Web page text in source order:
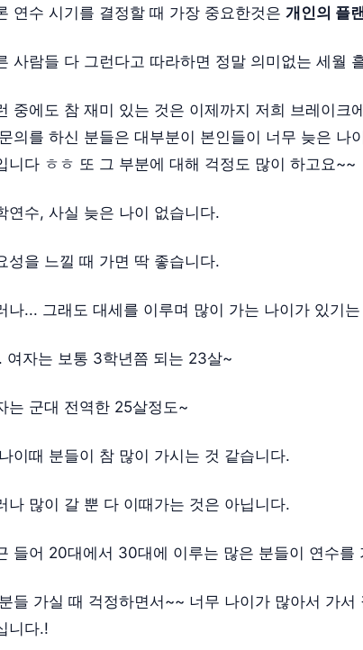
연수 시기를 결정할 때 가장 중요한것은 개인의 플
사람들 다 그런다고 따라하면 정말 의미없는 세월
중에도 참 재미 있는 것은 이제까지 저희 브레이크
의를 하신 분들은 대부분이 본인들이 너무 늦은 나
니다 ㅎㅎ 또 그 부분에 대해 걱정도 많이 하고요~~
연수, 사실 늦은 나이 없습니다.
성을 느낄 때 가면 딱 좋습니다.
나... 그래도 대세를 이루며 많이 가는 나이가 있기
여자는 보통 3학년쯤 되는 23살~
는 군대 전역한 25살정도~
이때 분들이 참 많이 가시는 것 같습니다.
나 많이 갈 뿐 다 이때가는 것은 아닙니다.
들어 20대에서 30대에 이루는 많은 분들이 연수를
들 가실 때 걱정하면서~~ 너무 나이가 많아서 가
니다.!